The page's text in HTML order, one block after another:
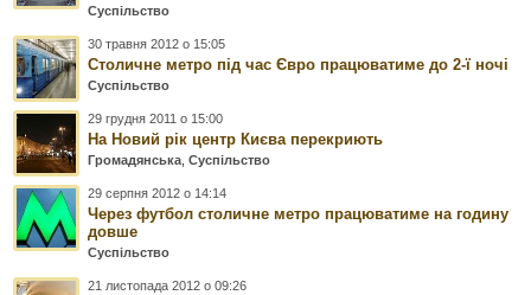
Суспільство
30 травня 2012 о 15:05
Столичне метро під час Євро працюватиме до 2-ї ночі
Суспільство
29 грудня 2011 о 15:00
На Новий рік центр Києва перекриють
Громадянська ,Суспільство
29 серпня 2012 о 14:14
Через футбол столичне метро працюватиме на годину
довше
Суспільство
21 листопада 2012 о 09:26